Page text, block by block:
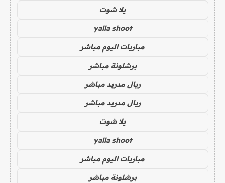
يلا شوت
yalla shoot
مباريات اليوم مباشر
برشلونة مباشر
ريال مدريد مباشر
ريال مدريد مباشر
يلا شوت
yalla shoot
مباريات اليوم مباشر
برشلونة مباشر